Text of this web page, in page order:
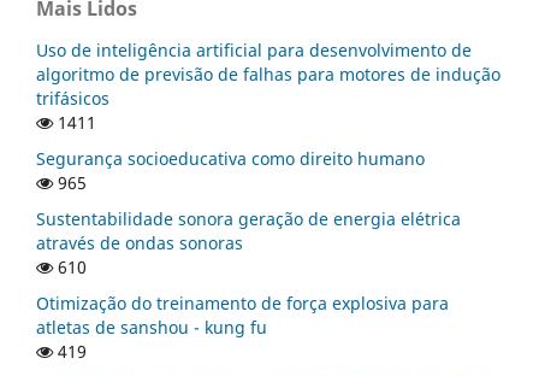
Mais Lidos
Uso de inteligência artificial para desenvolvimento de
algoritmo de previsão de falhas para motores de indução
trifásicos
1411
Segurança socioeducativa como direito humano
965
Sustentabilidade sonora geração de energia elétrica
através de ondas sonoras
610
Otimização do treinamento de força explosiva para
atletas de sanshou - kung fu
419